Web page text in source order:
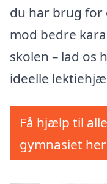
du har brug for
mod bedre
skolen – lad os
ideelle
Få hjælp til
gymnasiet